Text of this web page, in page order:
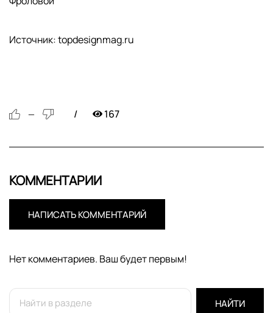
Источник: topdesignmag.ru
— 167
КОММЕНТАРИИ
НАПИСАТЬ КОММЕНТАРИЙ
Нет комментариев. Ваш будет первым!
НАЙТИ